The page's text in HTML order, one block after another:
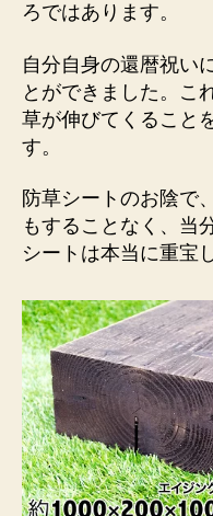
ろではあります。
自分自身の還暦祝い
とができました。こ
草が伸びてくること
す。
防草シートのお陰で
もすることなく、当
シートは本当に重宝